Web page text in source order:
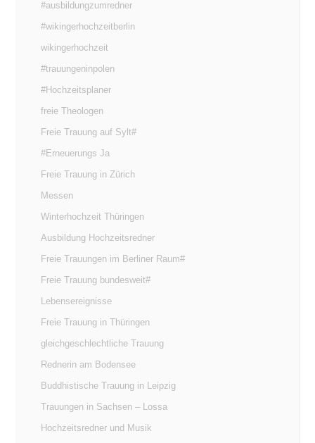
#ausbildungzumredner
#wikingerhochzeitberlin
wikingerhochzeit
#trauungeninpolen
#Hochzeitsplaner
freie Theologen
Freie Trauung auf Sylt#
#Erneuerungs Ja
Freie Trauung in Zürich
Messen
Winterhochzeit Thüringen
Ausbildung Hochzeitsredner
Freie Trauungen im Berliner Raum#
Freie Trauung bundesweit#
Lebensereignisse
Freie Trauung in Thüringen
gleichgeschlechtliche Trauung
Rednerin am Bodensee
Buddhistische Trauung in Leipzig
Trauungen in Sachsen – Lossa
Hochzeitsredner und Musik